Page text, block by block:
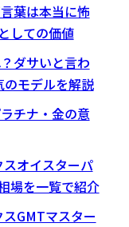
葉は本当に怖
しての価値
ダサいと言わ
モデルを解説
チナ・金の意
スオイスターパ
場を一覧で紹介
スGMTマスター